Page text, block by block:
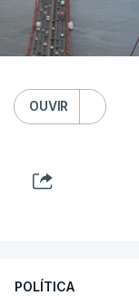
OUVIR
POLÍTICA